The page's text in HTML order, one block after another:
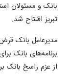
بانک و مسئولان
تبریز افتتاح شد.
مدیرعامل بانک
برنامه‌های بانک
از عزم راسخ بانک